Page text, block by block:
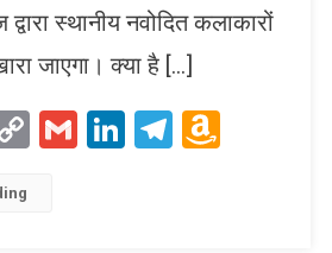
स्थानीय नवोदित कलाकारों
जाएगा। क्या है […]
CopyGmailLinkedIn
Telegram